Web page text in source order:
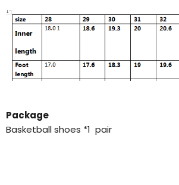
Package
Basketball shoes *1 pair